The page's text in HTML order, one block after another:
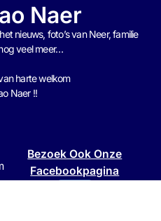
Naer
nieuws, foto’s van Neer, familie
veel meer…
harte welkom
Naer !!
Bezoek Ook Onze
Facebookpagina